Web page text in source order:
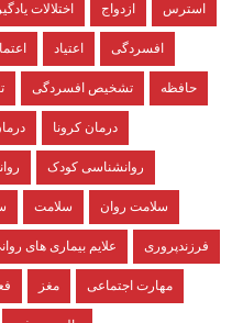
اختلالات ازدواج استرس
اعتیاد افسردگی
تشخیص افسردگی حافظه
درمان کرونا
روانشناسی کودک
سلامت سلامت روان
علایم بیماری های فرزندپروری
مغز مهارت اجتماعی